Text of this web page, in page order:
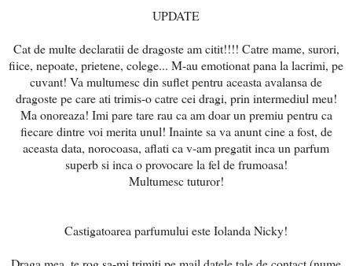
UPDATE
Cat de multe declaratii de dragoste am citit!!!! Catre mame, surori,
fiice, nepoate, prietene, colege... M-au emotionat pana la lacrimi, pe
cuvant! Va multumesc din suflet pentru aceasta avalansa de
dragoste pe care ati trimis-o catre cei dragi, prin intermediul meu!
Ma onoreaza! Imi pare tare rau ca am doar un premiu pentru ca
fiecare dintre voi merita unul! Inainte sa va anunt cine a fost, de
aceasta data, norocoasa, aflati ca v-am pregatit inca un parfum
superb si inca o provocare la fel de frumoasa!
Multumesc tuturor!
Castigatoarea parfumului este Iolanda Nicky!